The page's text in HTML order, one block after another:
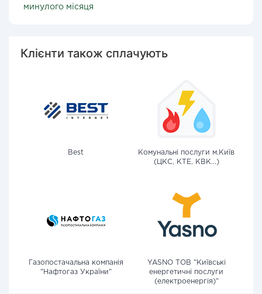
минулого місяця
Клієнти також сплачують
Best
Комунальні послуги м.Київ
(ЦКС, КТЕ, КВК...)
Газопостачальна компанія
"Нафтогаз України"
YASNO ТОВ "Київські
енергетичні послуги
(електроенергія)"